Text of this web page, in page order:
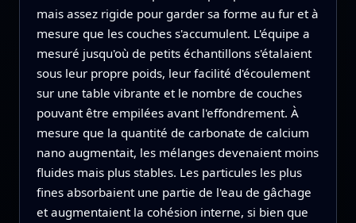
mais assez rigide pour garder sa forme au fur et à
mesure que les couches s'accumulent. L'équipe a
mesuré jusqu'où de petits échantillons s'étalaient
sous leur propre poids, leur facilité d'écoulement
sur une table vibrante et le nombre de couches
pouvant être empilées avant l'effondrement. À
mesure que la quantité de carbonate de calcium
nano augmentait, les mélanges devenaient moins
fluides mais plus stables. Les particules les plus
fines absorbaient une partie de l'eau de gâchage
et augmentaient la cohésion interne, si bien que